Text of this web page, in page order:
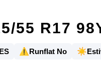
55 R17
⚠️Runflat No ☀️